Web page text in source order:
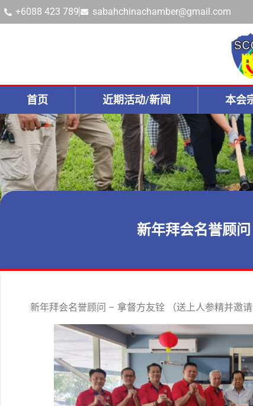
+6088 423 789 sabahchinachamber@gmail.com
首页 近期活动/新闻 本会
新年拜会名誉顾
新年拜会名誉顾问 – 拿督方友铨 （送上人参精并邀请